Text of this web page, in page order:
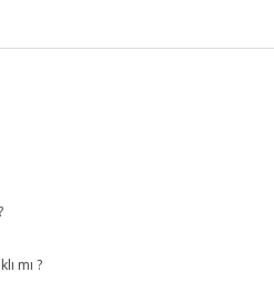
mı ?